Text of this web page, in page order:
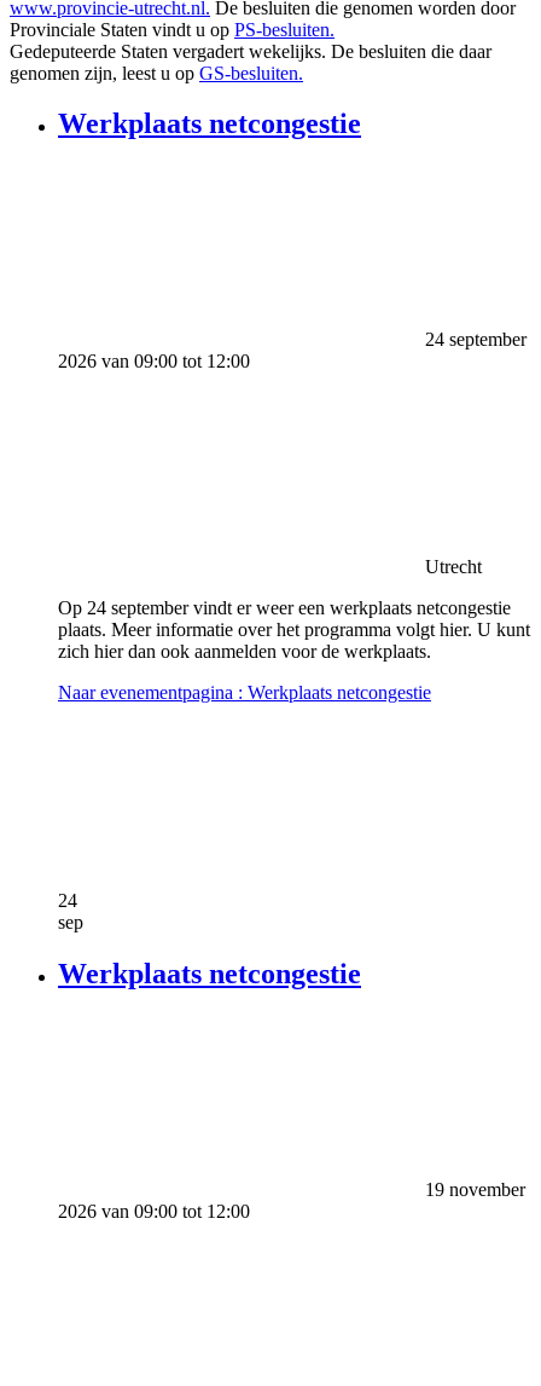
www.provincie-utrecht.nl. De besluiten die genomen worden door
Provinciale Staten vindt u op PS-besluiten.
Gedeputeerde Staten vergadert wekelijks. De besluiten die daar
genomen zijn, leest u op GS-besluiten.
Werkplaats netcongestie
24 september
2026 van 09:00 tot 12:00
Utrecht
Op 24 september vindt er weer een werkplaats netcongestie
plaats. Meer informatie over het programma volgt hier. U kunt
zich hier dan ook aanmelden voor de werkplaats.
Naar evenementpagina : Werkplaats netcongestie
24
sep
Werkplaats netcongestie
19 november
2026 van 09:00 tot 12:00